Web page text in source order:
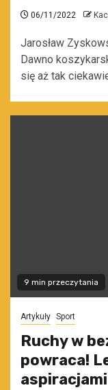
06/11/2022
Jarosław
Dawno
się aż tak
9 min przeczytania
Artykuły Sport
Ruchy w
powraca!
aspiracjami